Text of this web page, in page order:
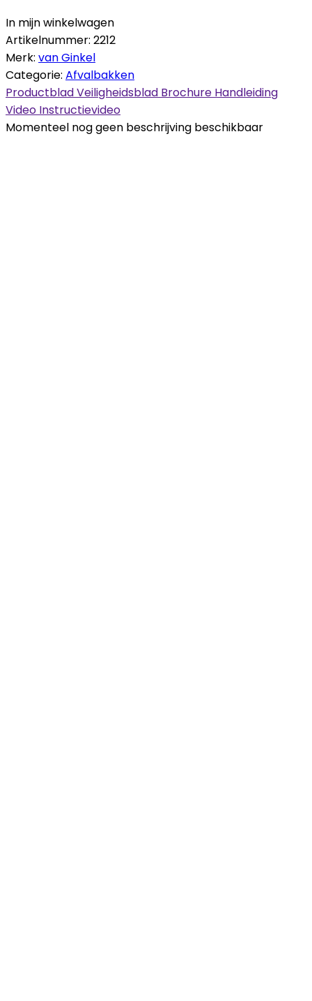
In mijn winkelwagen
Artikelnummer: 2212
Merk: van Ginkel
Categorie: Afvalbakken
ProductbladVeiligheidsblad Brochure Handleiding
Video Instructievideo
Momenteel nog geen beschrijving beschikbaar